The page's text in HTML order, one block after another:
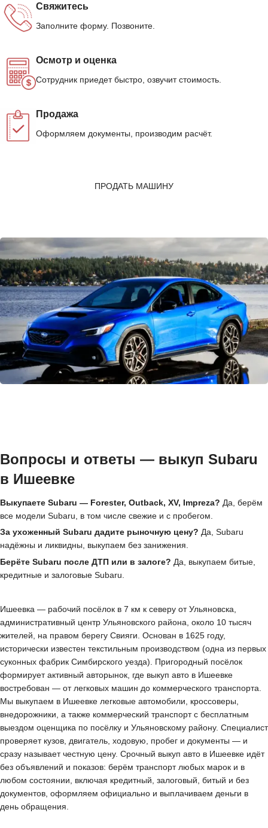
Свяжитесь
Заполните форму. Позвоните.
Осмотр и оценка
Сотрудник приедет быстро, озвучит стоимость.
Продажа
Оформляем документы, производим расчёт.
ПРОДАТЬ МАШИНУ
Вопросы и ответы — выкуп Subaru
в Ишеевке
Выкупаете Subaru — Forester, Outback, XV, Impreza? Да, берём
все модели Subaru, в том числе свежие и с пробегом.
За ухоженный Subaru дадите рыночную цену? Да, Subaru
надёжны и ликвидны, выкупаем без занижения.
Берёте Subaru после ДТП или в залоге? Да, выкупаем битые,
кредитные и залоговые Subaru.
Ишеевка — рабочий посёлок в 7 км к северу от Ульяновска,
административный центр Ульяновского района, около 10 тысяч
жителей, на правом берегу Свияги. Основан в 1625 году,
исторически известен текстильным производством (одна из первых
суконных фабрик Симбирского уезда). Пригородный посёлок
формирует активный авторынок, где выкуп авто в Ишеевке
востребован — от легковых машин до коммерческого транспорта.
Мы выкупаем в Ишеевке легковые автомобили, кроссоверы,
внедорожники, а также коммерческий транспорт с бесплатным
выездом оценщика по посёлку и Ульяновскому району. Специалист
проверяет кузов, двигатель, ходовую, пробег и документы — и
сразу называет честную цену. Срочный выкуп авто в Ишеевке идёт
без объявлений и показов: берём транспорт любых марок и в
любом состоянии, включая кредитный, залоговый, битый и без
документов, оформляем официально и выплачиваем деньги в
день обращения.